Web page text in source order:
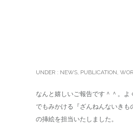
UNDER : NEWS PUBLICATION
なんと嬉しいご報告です＾＾。よ
でもみかける『ざんねんないきも
の挿絵を担当いたしました。